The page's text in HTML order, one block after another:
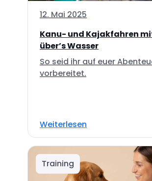
12. Mai 2025
Kanu- und Kajakfahren
über’s Wasser
So seid ihr auf euer
vorbereitet.
Weiterlesen
Training